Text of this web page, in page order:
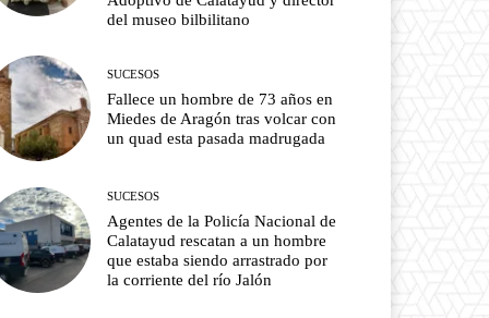
del museo bilbilitano
SUCESOS
Fallece un hombre de 73 años en
Miedes de Aragón tras volcar con
un quad esta pasada madrugada
SUCESOS
Agentes de la Policía Nacional de
Calatayud rescatan a un hombre
que estaba siendo arrastrado por
la corriente del río Jalón